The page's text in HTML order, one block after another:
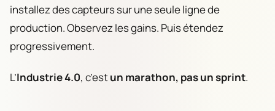
installez des capteurs sur une seule ligne de
production. Observez les gains. Puis étendez
progressivement.
L’Industrie 4.0, c’estun marathon, pas un sprint.